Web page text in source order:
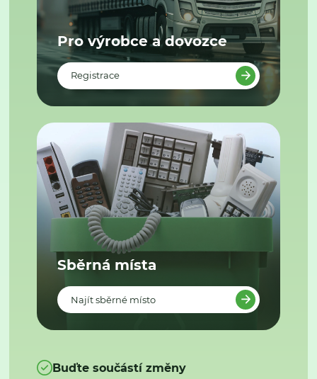
Pro výrobce a dovozce
Registrace
Sběrná místa
Najít sběrné místo
Buďte součástí změny